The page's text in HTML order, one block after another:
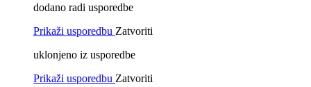
dodano radi usporedbe
Prikaži usporedbu Zatvoriti
uklonjeno iz usporedbe
Prikaži usporedbu Zatvoriti